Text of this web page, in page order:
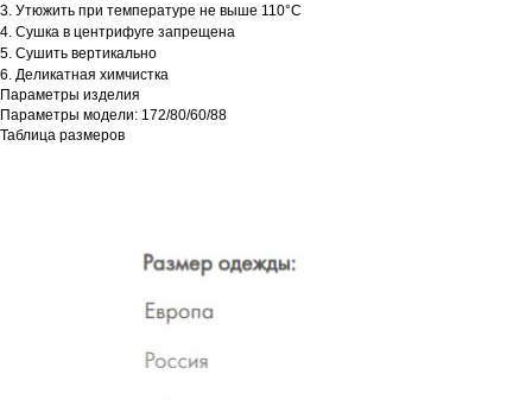
3. Утюжить при температуре не выше 110°C
4. Сушка в центрифуге запрещена
5. Сушить вертикально
6. Деликатная химчистка
Параметры изделия
Параметры модели: 172/80/60/88
Таблица размеров